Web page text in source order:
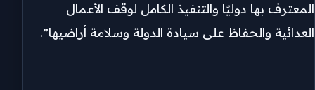
المعترف بها دوليًا والتنفيذ الكامل لوقف الأعمال
العدائية والحفاظ على سيادة الدولة وسلامة أراضيها”.